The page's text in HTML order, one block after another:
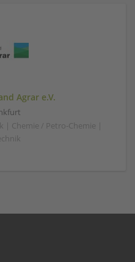
Agrar e.V.
Chemie / Petro-Chemie |